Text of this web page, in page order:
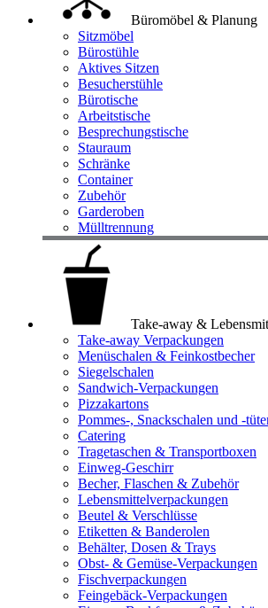
Büromöbel & Planung
Sitzmöbel
Bürostühle
Aktives Sitzen
Besucherstühle
Bürotische
Arbeitstische
Besprechungstische
Stauraum
Schränke
Container
Zubehör
Garderoben
Mülltrennung
Take-away &
Take-away Verpackungen
Menüschalen & Feinkostbecher
Siegelschalen
Sandwich-Verpackungen
Pizzakartons
Pommes-, Snackschalen und -
Catering
Tragetaschen & Transportboxen
Einweg-Geschirr
Becher, Flaschen & Zubehör
Lebensmittelverpackungen
Beutel & Verschlüsse
Etiketten & Banderolen
Behälter, Dosen & Trays
Obst- & Gemüse-Verpackungen
Fischverpackungen
Feingebäck-Verpackungen